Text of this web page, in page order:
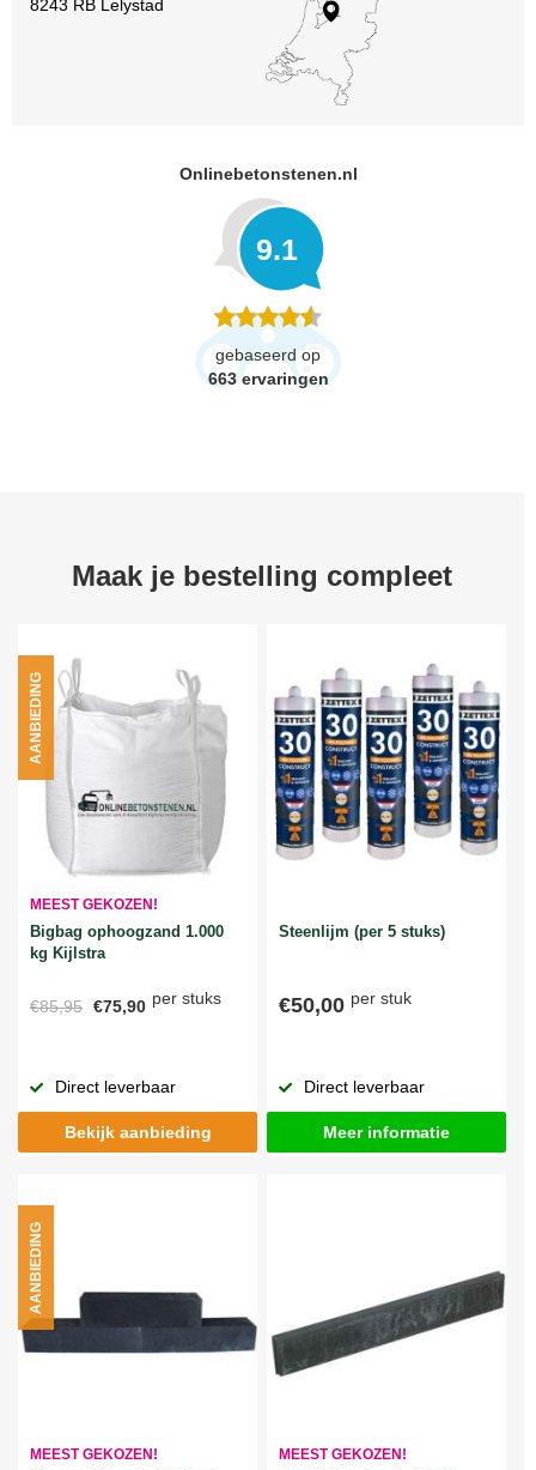
8243 RB Lelystad
Onlinebetonstenen.nl
9.1
gebaseerd op
663 ervaringen
Maak je bestelling compleet
MEEST GEKOZEN!
Bigbag ophoogzand 1.000
kg Kijlstra
€85,95 €75,90 per stuks
AANBIEDING
Direct leverbaar
Bekijk aanbieding
Steenlijm (per 5 stuks)
€50,00 per stuk
Direct leverbaar
Meer informatie
MEEST GEKOZEN!
AANBIEDING
MEEST GEKOZEN!